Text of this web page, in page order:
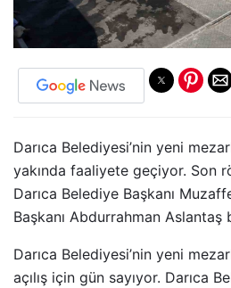
Darıca Belediyesi’nin yeni
yakında faaliyete geçiyor. Son
Darıca Belediye Başkanı
Başkanı Abdurrahman
Darıca Belediyesi’nin yeni
açılış için gün sayıyor. Darıca